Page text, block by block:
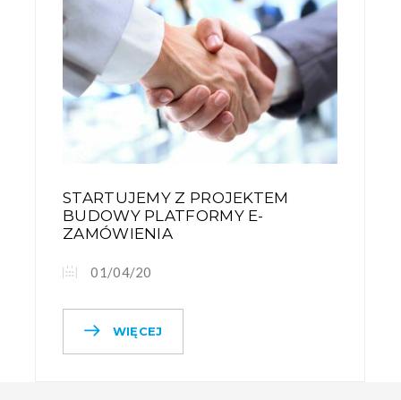
STARTUJEMY Z PROJEKTEM
BUDOWY PLATFORMY E-
ZAMÓWIENIA
01/04/20
WIĘCEJ